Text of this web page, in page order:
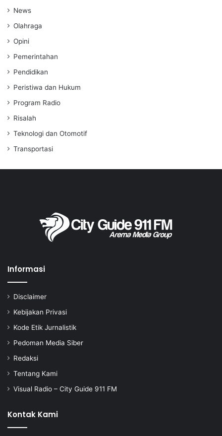
News
Olahraga
Opini
Pemerintahan
Pendidikan
Peristiwa dan Hukum
Program Radio
Risalah
Teknologi dan Otomotif
Transportasi
Informasi
Disclaimer
Kebijakan Privasi
Kode Etik Jurnalistik
Pedoman Media Siber
Redaksi
Tentang Kami
Visual Radio – City Guide 911 FM
Kontak Kami